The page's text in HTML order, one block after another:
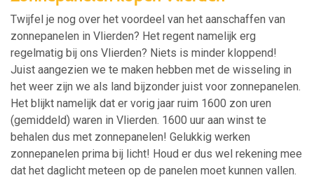
Twijfel je nog over het voordeel van het aanschaffen van
zonnepanelen in Vlierden? Het regent namelijk erg
regelmatig bij ons Vlierden? Niets is minder kloppend!
Juist aangezien we te maken hebben met de wisseling in
het weer zijn we als land bijzonder juist voor zonnepanelen.
Het blijkt namelijk dat er vorig jaar ruim 1600 zon uren
(gemiddeld) waren in Vlierden. 1600 uur aan winst te
behalen dus met zonnepanelen! Gelukkig werken
zonnepanelen prima bij licht! Houd er dus wel rekening mee
dat het daglicht meteen op de panelen moet kunnen vallen.